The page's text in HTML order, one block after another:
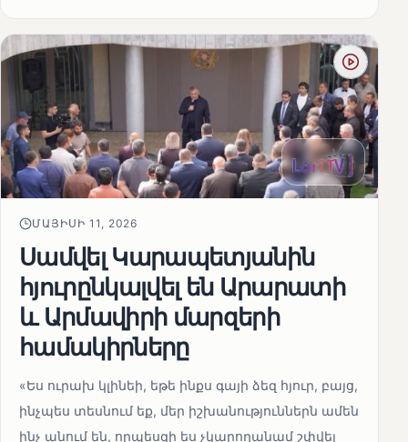
ՄԱՅԻՍԻ 11, 2026
Սամվել Կարապետյանին
հյուրընկալվել են Արարատի
և Արմավիրի մարզերի
համակիրները
«Ես ուրախ կլինեի, եթե ինքս գայի ձեզ հյուր, բայց,
ինչպես տեսնում եք, մեր իշխանություններն ամեն
ինչ անում են, որպեսզի ես չկարողանամ շփվել